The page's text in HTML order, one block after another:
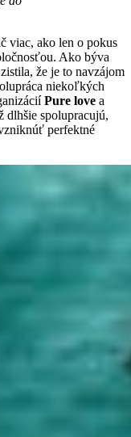
viac, ako len o pokus
Ako býva
že je to navzájom
niekoľkých
Pure love a
dlhšie spolupracujú,
perfektné